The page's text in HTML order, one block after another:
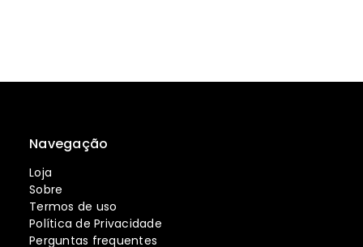
Navegação
Loja
Sobre
Termos de uso
Política de Privacidade
Perguntas frequentes